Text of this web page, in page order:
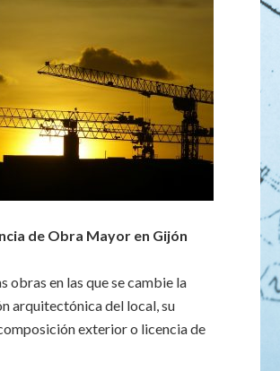
de Obra Mayor en Gijón
obras en las que se cambie la
arquitectónica del local, su
exterior o licencia de